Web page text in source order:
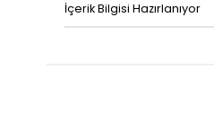
İçerik Bilgisi Hazırlanıyor